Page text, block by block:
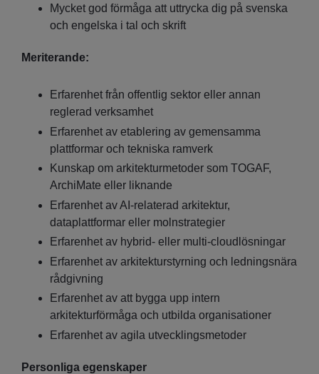
Mycket god förmåga att uttrycka dig på svenska
och engelska i tal och skrift
Meriterande:
Erfarenhet från offentlig sektor eller annan
reglerad verksamhet
Erfarenhet av etablering av gemensamma
plattformar och tekniska ramverk
Kunskap om arkitekturmetoder som TOGAF,
ArchiMate eller liknande
Erfarenhet av AI-relaterad arkitektur,
dataplattformar eller molnstrategier
Erfarenhet av hybrid- eller multi-cloudlösningar
Erfarenhet av arkitekturstyrning och ledningsnära
rådgivning
Erfarenhet av att bygga upp intern
arkitekturförmåga och utbilda organisationer
Erfarenhet av agila utvecklingsmetoder
Personliga egenskaper